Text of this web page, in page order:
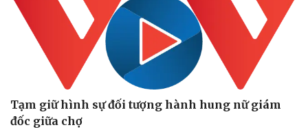
Tạm giữ hình sự đối tượng hành hung nữ giám
đốc giữa chợ